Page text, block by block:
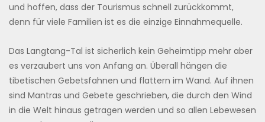
und hoffen, dass der Tourismus schnell zurückkommt,
denn für viele Familien ist es die einzige Einnahmequelle.
Das Langtang-Tal ist sicherlich kein Geheimtipp mehr aber
es verzaubert uns von Anfang an. Überall hängen die
tibetischen Gebetsfahnen und flattern im Wand. Auf ihnen
sind Mantras und Gebete geschrieben, die durch den Wind
in die Welt hinaus getragen werden und so allen Lebewesen